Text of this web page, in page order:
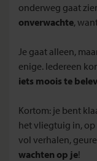
onderweg gaat
onverwachte,
Je gaat alleen,
enige. Iedereen
iets moois te
Kortom: je bent
het vliegtuig in,
vol verhalen,
wachten op je!